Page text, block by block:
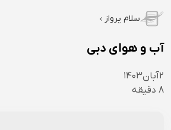
سلام پرواز
آب و هوای دبی
۲آبان۱۴۰۳
8 دقیقه